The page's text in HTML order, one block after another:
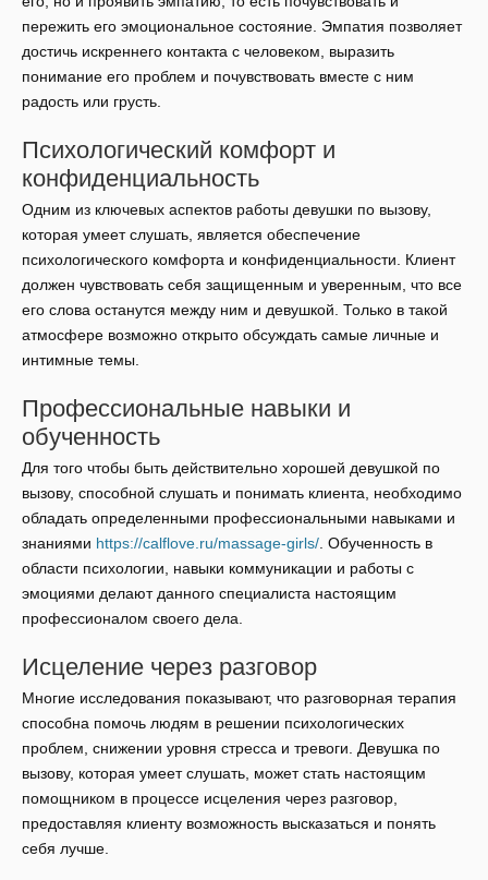
пережить его эмоциональное состояние. Эмпатия позволяет
достичь искреннего контакта с человеком, выразить
понимание его проблем и почувствовать вместе с ним
радость или грусть.
Психологический комфорт и
конфиденциальность
Одним из ключевых аспектов работы девушки по вызову,
которая умеет слушать, является обеспечение
психологического комфорта и конфиденциальности. Клиент
должен чувствовать себя защищенным и уверенным, что все
его слова останутся между ним и девушкой. Только в такой
атмосфере возможно открыто обсуждать самые личные и
интимные темы.
Профессиональные навыки и
обученность
Для того чтобы быть действительно хорошей девушкой по
вызову, способной слушать и понимать клиента, необходимо
обладать определенными профессиональными навыками и
знаниями https://calflove.ru/massage-girls/ . Обученность в
области психологии, навыки коммуникации и работы с
эмоциями делают данного специалиста настоящим
профессионалом своего дела.
Исцеление через разговор
Многие исследования показывают, что разговорная терапия
способна помочь людям в решении психологических
проблем, снижении уровня стресса и тревоги. Девушка по
вызову, которая умеет слушать, может стать настоящим
помощником в процессе исцеления через разговор,
предоставляя клиенту возможность высказаться и понять
себя лучше.